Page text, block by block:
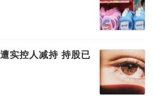
实控人减持 持股已